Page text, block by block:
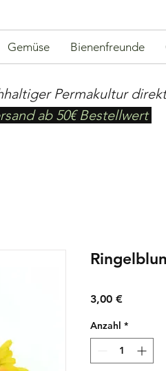
Gemüse Bienenfreunde
Permakultur
ab 50€ Bestellwert
3,00 €Preis
Anzahl *